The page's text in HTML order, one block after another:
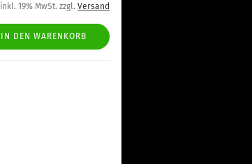
inkl. 19% MwSt. zzgl.Versand
IN DEN WARENKORB